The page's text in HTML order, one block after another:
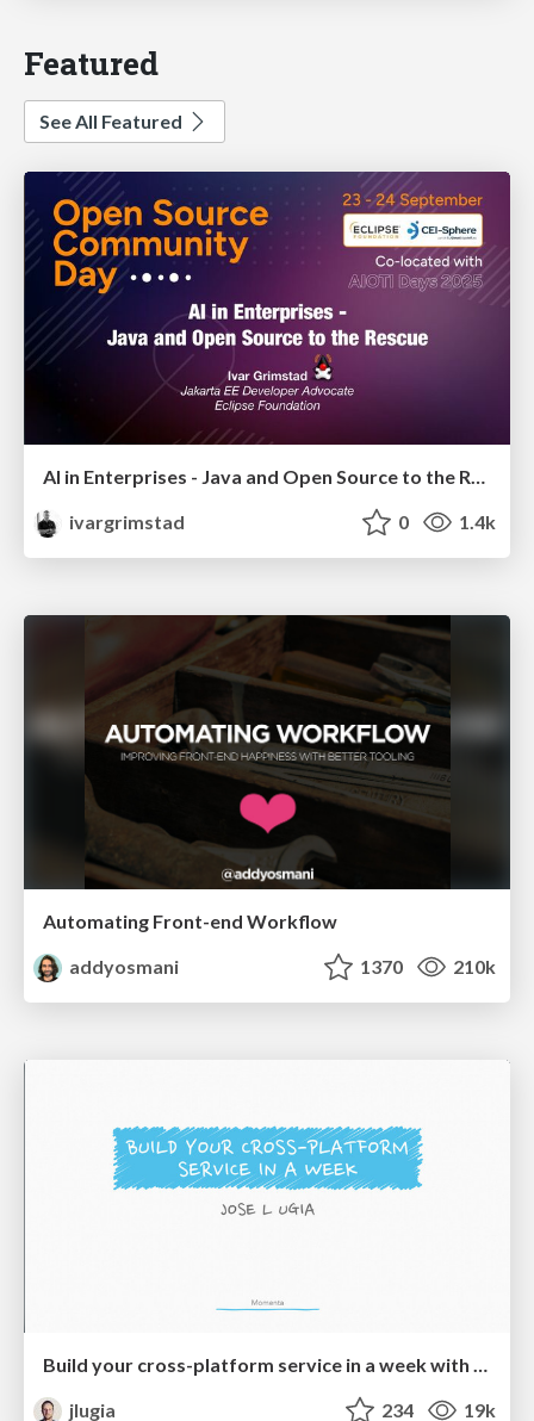
Featured
See All Featured
AI in Enterprises - Java and Open Source to the Rescue
ivargrimstad
0 1.4k
Automating Front-end Workflow
addyosmani
1370 210k
Build your cross-platform service in a week with App Engine
jlugia
234 19k